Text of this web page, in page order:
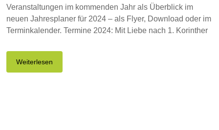
Veranstaltungen im kommenden Jahr als Überblick im
neuen Jahresplaner für 2024 – als Flyer, Download oder im
Terminkalender. Termine 2024: Mit Liebe nach 1. Korinther
Weiterlesen